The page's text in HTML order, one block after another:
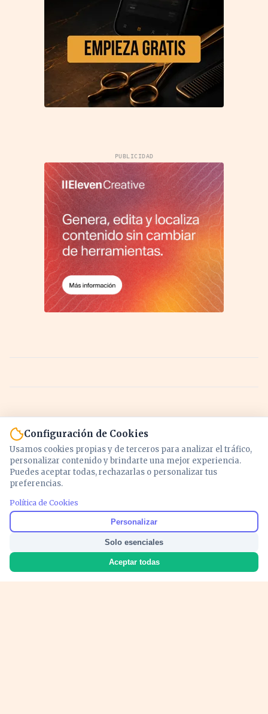
PUBLICIDAD
Noticias y análisis de economía, mercados,
inversión y política. Información actualizada
para entender lo que mueve tu dinero y tu
país.
Configuración de Cookies
Usamos cookies propias y de terceros para analizar el tráfico,
personalizar contenido y brindarte una mejor experiencia.
Puedes aceptar todas, rechazarlas o personalizar tus
preferencias.
Política de Cookies
Personalizar
Solo esenciales
Aceptar todas